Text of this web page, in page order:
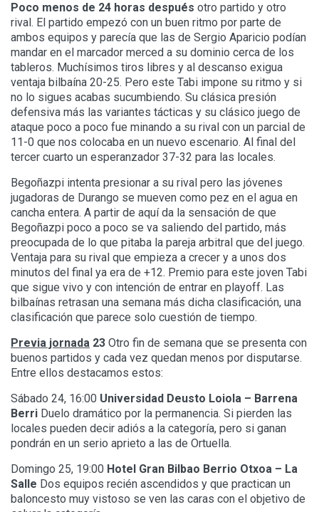
Poco menos de 24 horas después otro partido y otro
rival. El partido empezó con un buen ritmo por parte de
ambos equipos y parecía que las de Sergio Aparicio podían
mandar en el marcador merced a su dominio cerca de los
tableros. Muchísimos tiros libres y al descanso exigua
ventaja bilbaína 20-25. Pero este Tabi impone su ritmo y si
no lo sigues acabas sucumbiendo. Su clásica presión
defensiva más las variantes tácticas y su clásico juego de
ataque poco a poco fue minando a su rival con un parcial de
11-0 que nos colocaba en un nuevo escenario. Al final del
tercer cuarto un esperanzador 37-32 para las locales.
Begoñazpi intenta presionar a su rival pero las jóvenes
jugadoras de Durango se mueven como pez en el agua en
cancha entera. A partir de aquí da la sensación de que
Begoñazpi poco a poco se va saliendo del partido, más
preocupada de lo que pitaba la pareja arbitral que del juego.
Ventaja para su rival que empieza a crecer y a unos dos
minutos del final ya era de +12. Premio para este joven Tabi
que sigue vivo y con intención de entrar en playoff. Las
bilbaínas retrasan una semana más dicha clasificación, una
clasificación que parece solo cuestión de tiempo.
Previa jornada 23 Otro fin de semana que se presenta con
buenos partidos y cada vez quedan menos por disputarse.
Entre ellos destacamos estos:
Sábado 24, 16:00 Universidad Deusto Loiola – Barrena
Berri Duelo dramático por la permanencia. Si pierden las
locales pueden decir adiós a la categoría, pero si ganan
pondrán en un serio aprieto a las de Ortuella.
Domingo 25, 19:00 Hotel Gran Bilbao Berrio Otxoa – La
Salle Dos equipos recién ascendidos y que practican un
baloncesto muy vistoso se ven las caras con el objetivo de